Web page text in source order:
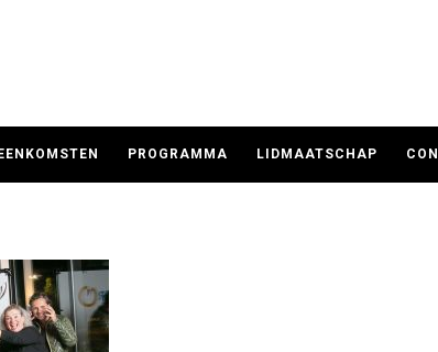
PROGRAMMA LIDMAATSCHAP